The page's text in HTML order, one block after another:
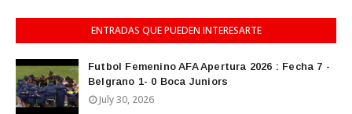
ENTRADAS QUE PUEDEN INTERESARTE
Futbol Femenino AFA Apertura 2026 : Fecha 7 -
Belgrano 1- 0 Boca Juniors
July 30, 2026